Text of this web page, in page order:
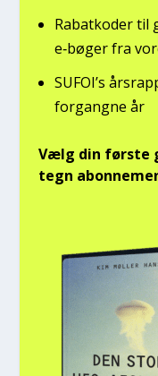
Rabat­ko­der til
e‑bøger fra
SUFOI’s
for­gang­ne år
Vælg din før­ste
tegn